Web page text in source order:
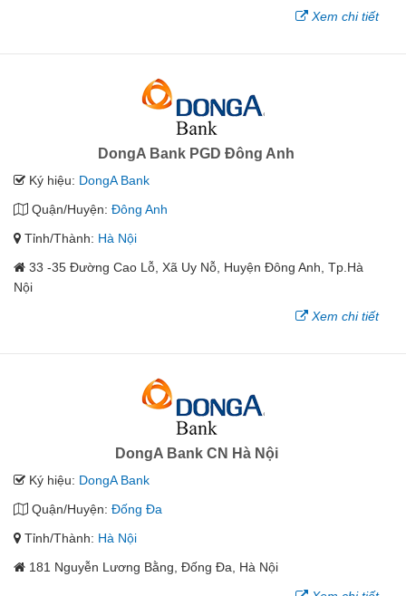
Xem chi tiết
DongA Bank PGD Đông Anh
Ký hiệu: DongA Bank
Quận/Huyện: Đông Anh
Tỉnh/Thành: Hà Nội
33 -35 Đường Cao Lỗ, Xã Uy Nỗ, Huyện Đông Anh, Tp.Hà
Nội
Xem chi tiết
DongA Bank CN Hà Nội
Ký hiệu: DongA Bank
Quận/Huyện: Đống Đa
Tỉnh/Thành: Hà Nội
181 Nguyễn Lương Bằng, Đống Đa, Hà Nội